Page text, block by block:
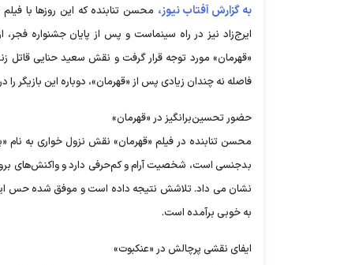
به گزارش آفتاب نیوز، محسن تنابنده که این روزها با
«قهرمان» مورد توجه قرار گرفت و نقش سعید حنایی قاتل
فاصله نه چندان زیادی پس از «قهرمان»، دوباره این بازیگر
حضور تحسین‌برانگیز در «قهرمان»
محسن تنابنده در فیلم «قهرمان» نقش نزول خواری به نام
بدجنسی است، شخصیت آرام و کم‌حرفی دارد و واکنش‌های برون
نشان می داد. تلاشش نتیجه داده است و موفق شده حس
به خوبی برآمده است.
ایفای نقشی پرچالش در «عنکبوت»